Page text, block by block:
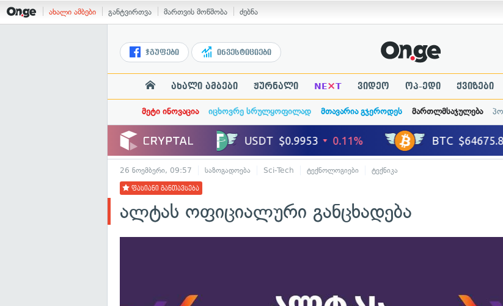
ახალი ამბები განტვირთვა მართვის მოწმობა ძებნა
ჯგუფები ინვესტიციები
ახალი ამბები ჟურნალი NE×T ვიდეო ოპ-ედი ქვიზები
მეტი ინოვაცია იცხოვრე სრულყოფილად მთავარია გჯეროდეს მართლმსაჯულება
26 ნოემბერი, 09:57 საზოგადოება Sci-Tech ტექნოლოგიები ტექნიკა
ფასიანი განთავსება
ალტას ოფიციალური განცხადება